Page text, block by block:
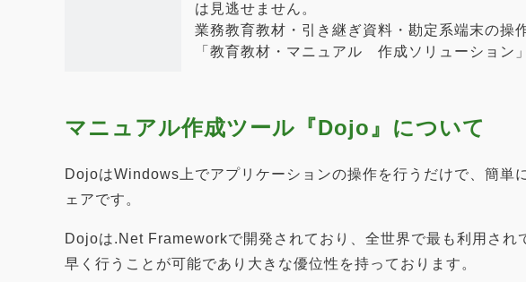
は見逃せません。
業務教育教材・引き継ぎ資料・勘定系端末の操
「教育教材・マニュアル 作成ソリューション
マニュアル作成ツール『Dojo』について
DojoはWindows上でアプリケーションの操作を行うだけで、簡単
ェアです。
Dojoは.Net Frameworkで開発されており、全世界で最も利用さ
早く行うことが可能であり大きな優位性を持っております。